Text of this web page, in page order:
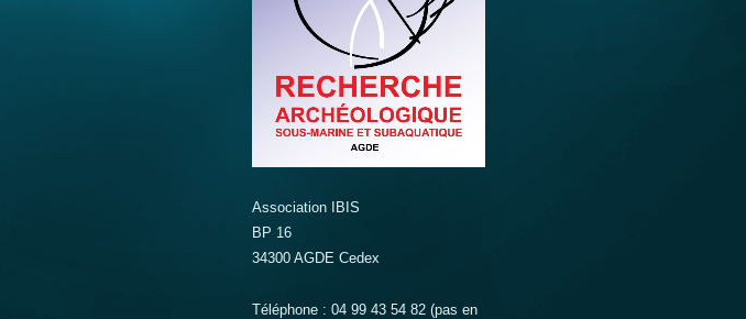
Association IBIS
BP 16
34300 AGDE Cedex
Téléphone : 04 99 43 54 82 (pas en